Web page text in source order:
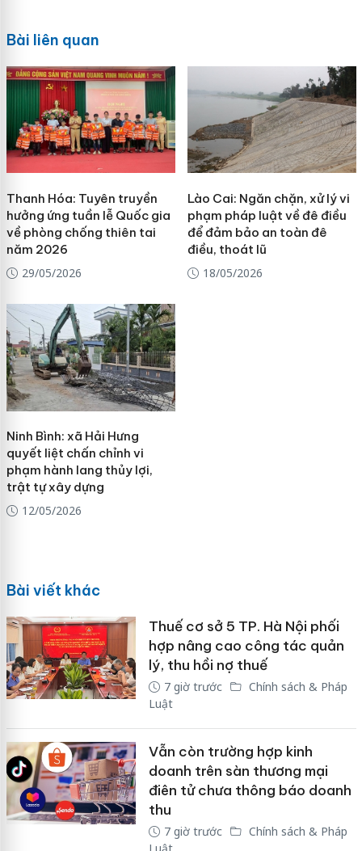
Bài liên quan
Thanh Hóa: Tuyên truyền
hưởng ứng tuần lễ Quốc gia
về phòng chống thiên tai
năm 2026
29/05/2026
Lào Cai: Ngăn chặn, xử lý vi
phạm pháp luật về đê điều
để đảm bảo an toàn đê
điều, thoát lũ
18/05/2026
Ninh Bình: xã Hải Hưng
quyết liệt chấn chỉnh vi
phạm hành lang thủy lợi,
trật tự xây dựng
12/05/2026
Bài viết khác
Thuế cơ sở 5 TP. Hà Nội phối
hợp nâng cao công tác quản
lý, thu hồi nợ thuế
7 giờ trước
Chính sách & Pháp
Luật
Vẫn còn trường hợp kinh
doanh trên sàn thương mại
điên tử chưa thông báo doanh
thu
7 giờ trước
Chính sách & Pháp